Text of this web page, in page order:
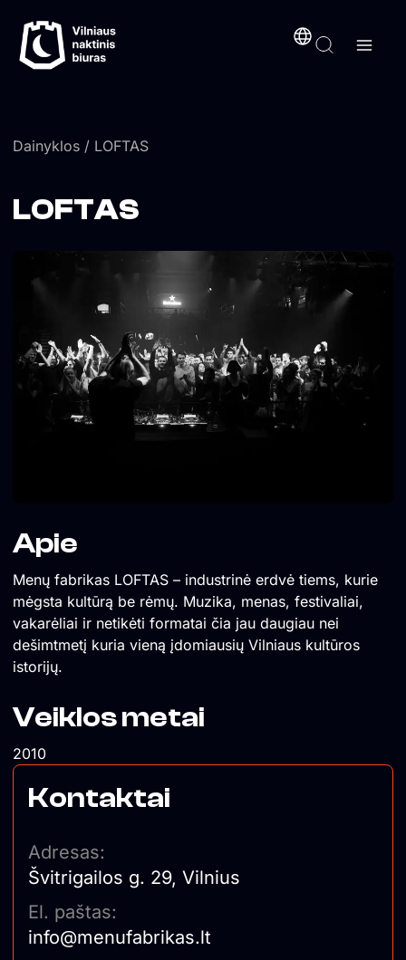
prie
turinio
Dainyklos / LOFTAS
LOFTAS
Apie
Menų fabrikas LOFTAS – industrinė erdvė tiems, kurie
mėgsta kultūrą be rėmų. Muzika, menas, festivaliai,
vakarėliai ir netikėti formatai čia jau daugiau nei
dešimtmetį kuria vieną įdomiausių Vilniaus kultūros
istorijų.
Veiklos metai
2010
Kontaktai
Adresas:
Švitrigailos g. 29, Vilnius
El. paštas:
info@menufabrikas.lt